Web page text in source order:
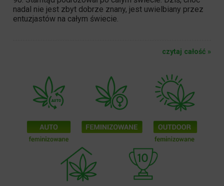
nadal nie jest zbyt dobrze znany, jest uwielbiany przez
entuzjastów na całym świecie.
czytaj całość »